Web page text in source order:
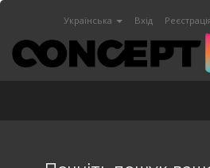
Українська Вхід